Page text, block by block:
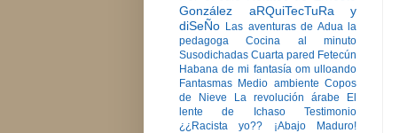
González
aRQuiTecTuRa y
diSeÑo Las aventuras de Adua la
pedagoga
Cocina al minuto
Susodichadas Cuarta pared Fetecún
Habana de mi fantasía om ulloando
Fantasmas Medio ambiente Copos
de Nieve
La revolución árabe
El
lente de Ichaso
Testimonio
¿¿Racista yo??
¡Abajo Maduro!